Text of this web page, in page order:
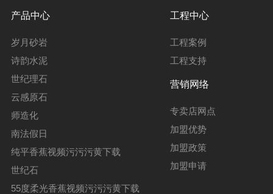
产品中心
岁月砂岩
诗韵水泥
世纪理石
云感原石
师造化
南法假日
纯平香蕉视频污污污黄下载
世纪石
55度柔光香蕉视频污污污黄下载
工程中心
工程案例
工程支持
营销网络
专卖店网点
加盟优势
加盟政策
加盟申请